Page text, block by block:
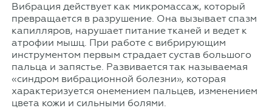
Вибрация действует как микромассаж, который
превращается в разрушение. Она вызывает спазм
капилляров, нарушает питание тканей и ведет к
атрофии мышц. При работе с вибрирующим
инструментом первым страдает сустав большого
пальца и запястье. Развивается так называемая
«синдром вибрационной болезни», которая
характеризуется онемением пальцев, изменением
цвета кожи и сильными болями.